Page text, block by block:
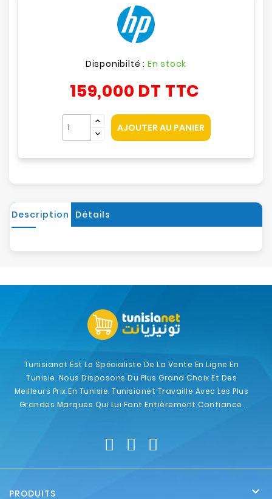
Disponibilté : En stock
159,000 DT TTC
AJOUTER AU PANIER
Description Détails
Tunisianet Est Le Spécialiste De La Vente En Ligne En
Tunisie. Nous Disposons Du Plus Grand Choix Et Des
Meilleurs Prix En Tunisie. Tunisianet Travaille Avec Les Plus
Grandes Marques Qui Lui Font Entièrement Confiance.
PRODUITS 